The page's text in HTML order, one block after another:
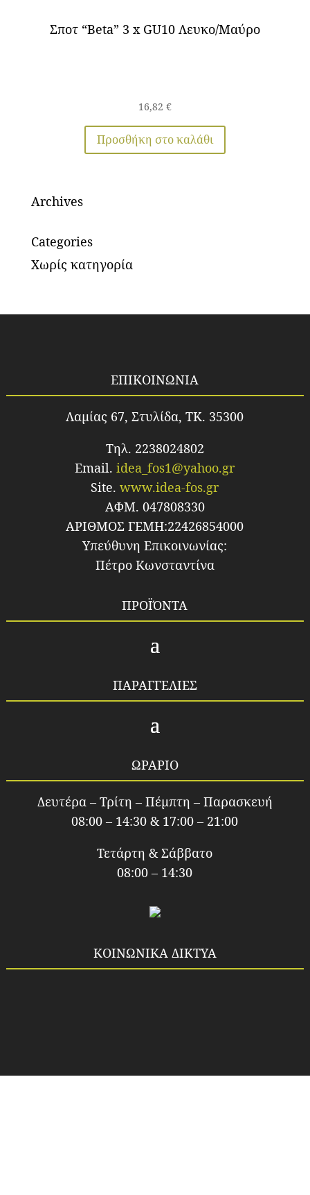
Σποτ “Beta” 3 x GU10 Λευκο/Μαύρο
16,82 €
Προσθήκη στο καλάθι
Archives
Categories
Χωρίς κατηγορία
ΕΠΙΚΟΙΝΩΝΙΑ
Λαμίας 67, Στυλίδα, TK. 35300
Τηλ. 2238024802
Email.idea_fos1@yahoo.gr
Site.www.idea-fos.gr
ΑΦΜ. 047808330
ΑΡΙΘΜΟΣ ΓΕΜΗ:22426854000
Υπεύθυνη Επικοινωνίας:
Πέτρο Κωνσταντίνα
ΠΡΟΪΌΝΤΑ
ΠΑΡΑΓΓΕΛΙΕΣ
ΩΡΑΡΙΟ
Δευτέρα – Τρίτη – Πέμπτη – Παρασκευή
08:00 – 14:30 & 17:00 – 21:00
Τετάρτη & Σάββατο
08:00 – 14:30
ΚΟΙΝΩΝΙΚΑ ΔΙΚΤΥΑ